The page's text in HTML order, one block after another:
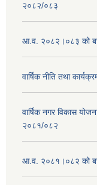
२०८२/०८३
आ.व. २०८२।०८३ को
वार्षिक नीति तथा
वार्षिक नगर विकास
२०८१/०८२
आ.व. २०८१।०८२ को